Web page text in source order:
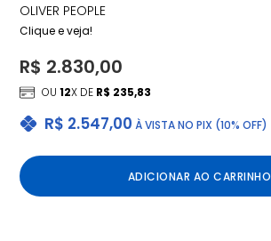
OLIVER PEOPLE
Clique e veja!
R$ 2.547,00 À VISTA NO PIX (10% OFF)
R$ 2.830,00
OU12X DE R$ 235,83
ADICIONAR AO CARRINHO